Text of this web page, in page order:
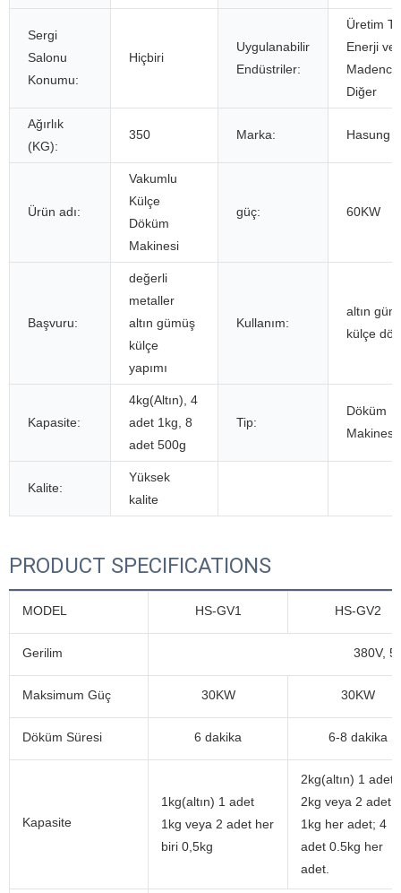
Sergi
Salonu
Konumu:
Hiçbiri
Uygulanabilir
Endüstriler:
Üretim
Enerji ve
Diğer
Ağırlık
(KG):
350 Marka: Hasung
Ürün adı:
Vakumlu
Külçe
Döküm
Makinesi
güç: 60KW
Başvuru:
değerli
metaller
altın gümüş
külçe
yapımı
Kullanım:
altın
külçe
Kapasite:
4kg(Altın), 4
adet 1kg, 8
adet 500g
Tip:
Döküm
Makinesi
Kalite:
Yüksek
kalite
PRODUCT SPECIFICATIONS
MODEL HS-GV1 HS-GV2
Gerilim 380V,
Maksimum Güç 30KW 30KW
Döküm Süresi 6 dakika 6-8 dakika
Kapasite
1kg(altın) 1 adet
1kg veya 2 adet her
biri 0,5kg
2kg(altın) 1 adet
2kg veya 2 adet
1kg her adet; 4
adet 0.5kg her
adet.